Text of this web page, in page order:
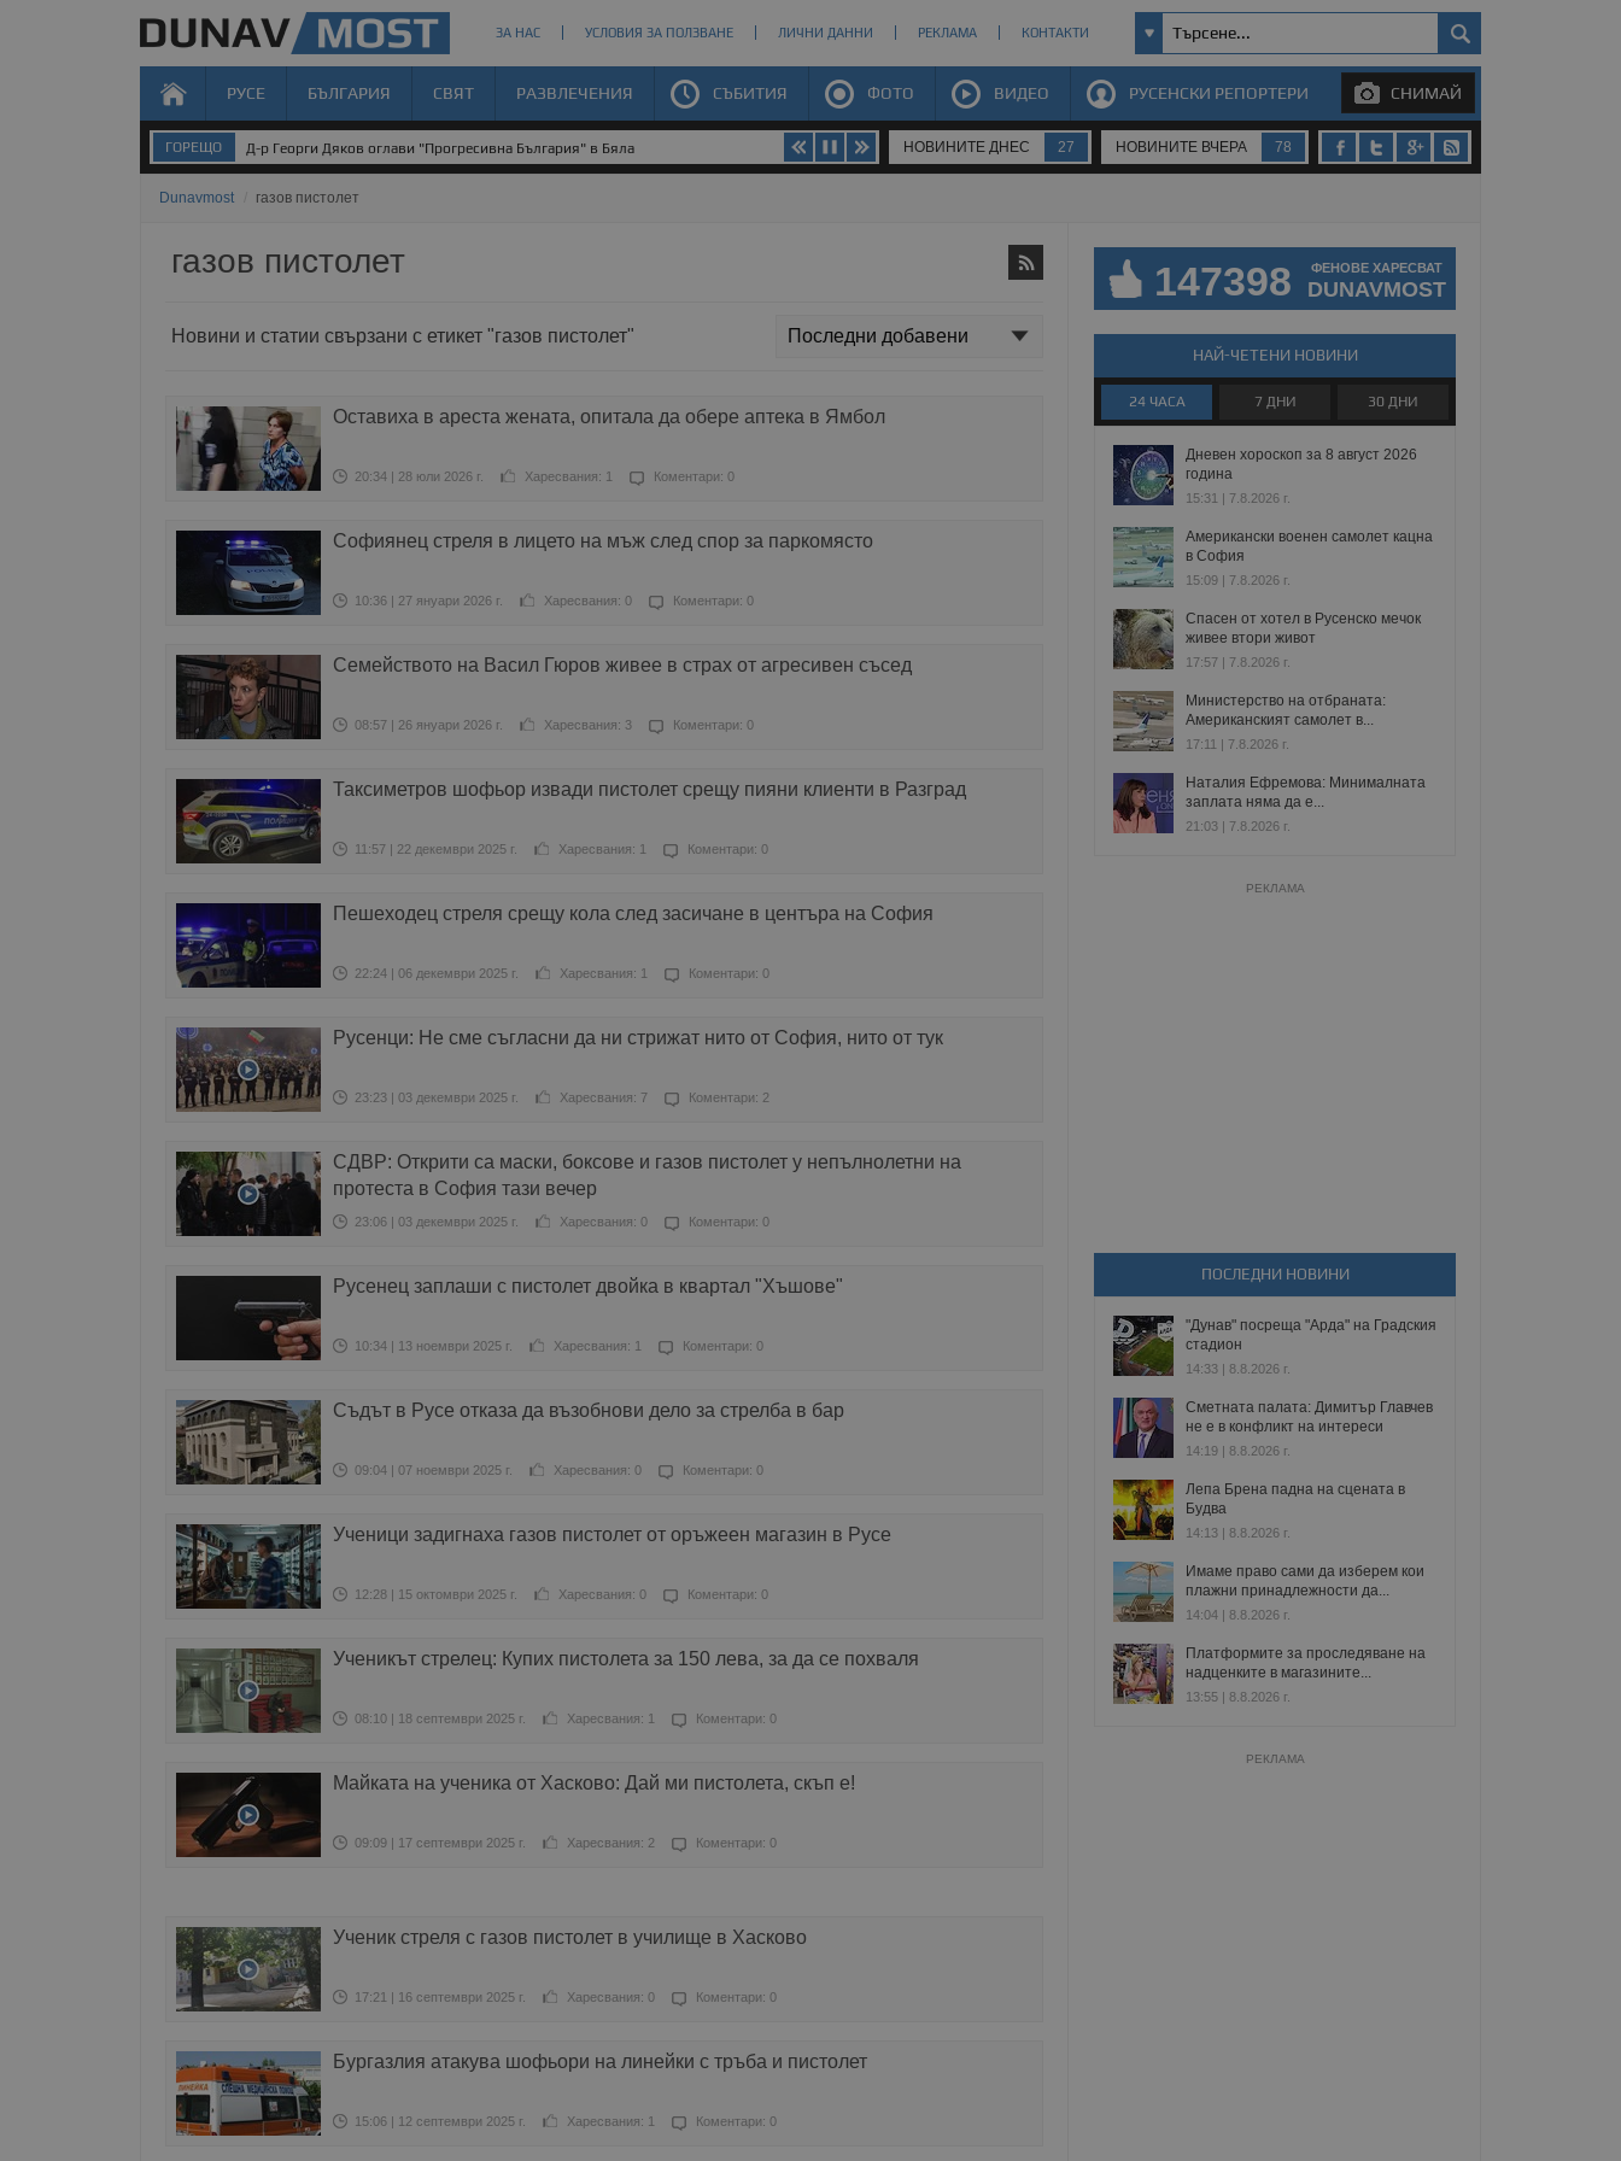
ЗА НАС УСЛОВИЯ ЗА ПОЛЗВАНЕ ЛИЧНИ ДАННИ РЕКЛАМА КОНТАКТИ
РУСЕ БЪЛГАРИЯ СВЯТ РАЗВЛЕЧЕНИЯ СЪБИТИЯ ФОТО ВИДЕО РУСЕНСКИ РЕПОРТЕРИ СНИМАЙ
ГОРЕЩО Д-р Георги Дяков оглави "Прогресивна България" в Бяла НОВИНИТЕ ДНЕС 27 НОВИНИТЕ ВЧЕРА 78
Dunavmost газов пистолет
газов пистолет
Новини и статии свързани с етикет "газов пистолет"
Оставиха в ареста жената, опитала да обере аптека в Ямбол
20:34 | 28 юли 2026 г. Харесвания: 1 Коментари: 0
Софиянец стреля в лицето на мъж след спор за паркомясто
10:36 | 27 януари 2026 г. Харесвания: 0 Коментари: 0
Семейството на Васил Гюров живее в страх от агресивен съсед
08:57 | 26 януари 2026 г. Харесвания: 3 Коментари: 0
Таксиметров шофьор извади пистолет срещу пияни клиенти в Разград
11:57 | 22 декември 2025 г. Харесвания: 1 Коментари: 0
Пешеходец стреля срещу кола след засичане в центъра на София
22:24 | 06 декември 2025 г. Харесвания: 1 Коментари: 0
Русенци: Не сме съгласни да ни стрижат нито от София, нито от тук
23:23 | 03 декември 2025 г. Харесвания: 7 Коментари: 2
СДВР: Открити са маски, боксове и газов пистолет у непълнолетни на
протеста в София тази вечер
23:06 | 03 декември 2025 г. Харесвания: 0 Коментари: 0
Русенец заплаши с пистолет двойка в квартал "Хъшове"
10:34 | 13 ноември 2025 г. Харесвания: 1 Коментари: 0
Съдът в Русе отказа да възобнови дело за стрелба в бар
09:04 | 07 ноември 2025 г. Харесвания: 0 Коментари: 0
Ученици задигнаха газов пистолет от оръжеен магазин в Русе
12:28 | 15 октомври 2025 г. Харесвания: 0 Коментари: 0
Ученикът стрелец: Купих пистолета за 150 лева, за да се похваля
08:10 | 18 септември 2025 г. Харесвания: 1 Коментари: 0
Майката на ученика от Хасково: Дай ми пистолета, скъп е!
09:09 | 17 септември 2025 г. Харесвания: 2 Коментари: 0
Ученик стреля с газов пистолет в училище в Хасково
17:21 | 16 септември 2025 г. Харесвания: 0 Коментари: 0
Бургазлия атакува шофьори на линейки с тръба и пистолет
15:06 | 12 септември 2025 г. Харесвания: 1 Коментари: 0
147398 ФЕНОВЕ ХАРЕСВАТ
DUNAVMOST
НАЙ-ЧЕТЕНИ НОВИНИ
24 ЧАСА 7 ДНИ 30 ДНИ
Дневен хороскоп за 8 август 2026
година
15:31 | 7.8.2026 г.
Американски военен самолет кацна
в София
15:09 | 7.8.2026 г.
Спасен от хотел в Русенско мечок
живее втори живот
17:57 | 7.8.2026 г.
Министерство на отбраната:
Американският самолет в...
17:11 | 7.8.2026 г.
Наталия Ефремова: Минималната
заплата няма да е...
21:03 | 7.8.2026 г.
РЕКЛАМА
ПОСЛЕДНИ НОВИНИ
"Дунав" посреща "Арда" на Градския
стадион
14:33 | 8.8.2026 г.
Сметната палата: Димитър Главчев
не е в конфликт на интереси
14:19 | 8.8.2026 г.
Лепа Брена падна на сцената в
Будва
14:13 | 8.8.2026 г.
Имаме право сами да изберем кои
плажни принадлежности да...
14:04 | 8.8.2026 г.
Платформите за проследяване на
надценките в магазините...
13:55 | 8.8.2026 г.
РЕКЛАМА